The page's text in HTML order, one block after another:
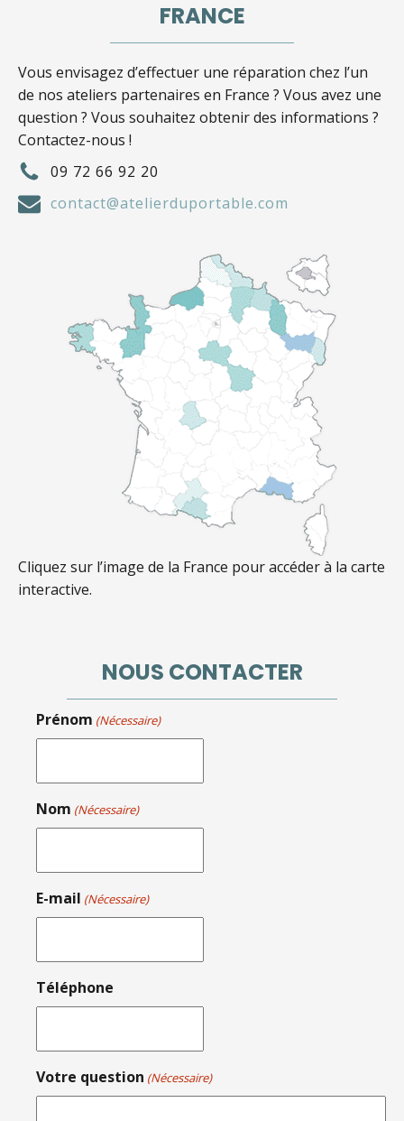
FRANCE
Vous envisagez d’effectuer une réparation chez l’un
de nos ateliers partenaires en France ? Vous avez une
question ? Vous souhaitez obtenir des informations ?
Contactez-nous !
09 72 66 92 20
contact@atelierduportable.com
Cliquez sur l’image de la France pour accéder à la carte
interactive.
NOUS CONTACTER
Prénom (Nécessaire)
Nom (Nécessaire)
E-mail (Nécessaire)
Téléphone
Votre question (Nécessaire)